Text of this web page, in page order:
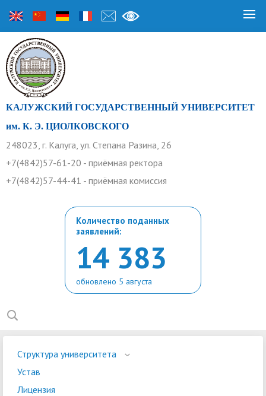
КАЛУЖСКИЙ ГОСУДАРСТВЕННЫЙ УНИВЕРСИТЕТ
им. К. Э. ЦИОЛКОВСКОГО
248023, г. Калуга, ул. Степана Разина, 26
+7(4842)57-61-20 - приёмная ректора
+7(4842)57-44-41 - приёмная комиссия
Количество поданных
заявлений:
14 383
обновлено 5 августа
Структура университета
Устав
Лицензия